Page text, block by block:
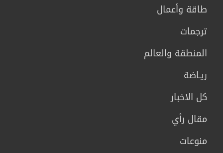
طاقة وأعمال
ترجمات
المنطقة والعالم
ريـاضة
كل الاخبار
مقال رأي
منوعات